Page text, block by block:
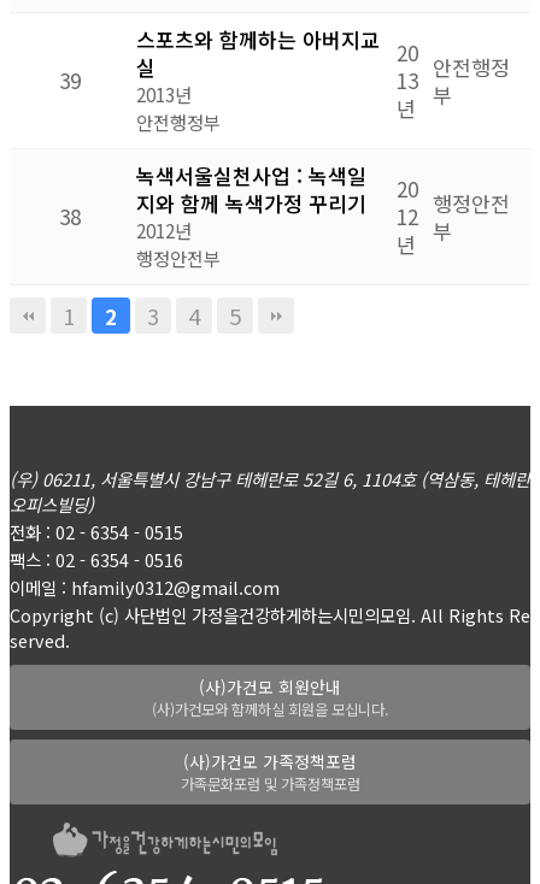
39
스포츠와 함께하는 아버지교
실
2013년
안전행정부
20
13
년
안전행정
부
38
녹색서울실천사업 : 녹색일
지와 함께 녹색가정 꾸리기
2012년
행정안전부
20
12
년
행정안전
부
1 2 3 4 5
(우) 06211, 서울특별시 강남구 테헤란로 52길 6, 1104호 (역삼동, 테헤란
오피스빌딩)
전화 : 02 - 6354 - 0515
팩스 : 02 - 6354 - 0516
이메일 : hfamily0312@gmail.com
Copyright (c) 사단법인 가정을건강하게하는시민의모임. All Rights Re
served.
(사)가건모 회원안내
(사)가건모와 함께하실 회원을 모십니다.
(사)가건모 가족정책포럼
가족문화포럼 및 가족정책포럼